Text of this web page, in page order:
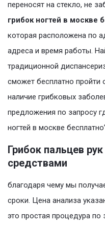
переносят на стекло, не
грибок ногтей в москве
которая расположена по
адреса и время работы.
традиционной
сможет бесплатно пройти
наличие грибковых
предложения по запросу
ногтей в москве
Грибок пальцев
средствами
благодаря чему мы
сроки. Цена анализа
это простая процедура по